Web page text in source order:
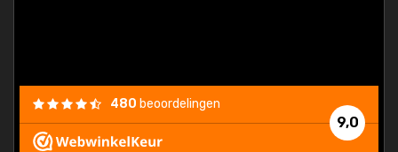
9,0
480 beoordelingen